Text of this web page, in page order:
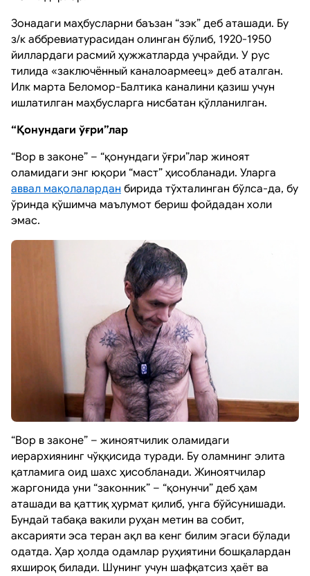
Зонадаги маҳбусларни баъзан “зэк” деб аташади. Бу
з/к аббревиатурасидан олинган бўлиб, 1920-1950
йиллардаги расмий ҳужжатларда учрайди. У рус
тилида «заключённый каналоармеец» деб аталган.
Илк марта Беломор-Балтика каналини қазиш учун
ишлатилган маҳбусларга нисбатан қўлланилган.
“Қонундаги ўғри”лар
“Вор в законе” – “қонундаги ўғри”лар жиноят
оламидаги энг юқори “маст” ҳисобланади. Уларга
аввал мақолалардан бирида тўхталинган бўлса-да, бу
ўринда қўшимча маълумот бериш фойдадан холи
эмас.
“Вор в законе” – жиноятчилик оламидаги
иерархиянинг чўққисида туради. Бу оламнинг элита
қатламига оид шахс ҳисобланади. Жиноятчилар
жаргонида уни “законник” – “қонунчи” деб ҳам
аташади ва қаттиқ ҳурмат қилиб, унга бўйсунишади.
Бундай табақа вакили руҳан метин ва собит,
аксарияти эса теран ақл ва кенг билим эгаси бўлади
одатда. Ҳар ҳолда одамлар руҳиятини бошқалардан
яхшироқ билади. Шунинг учун шафқатсиз ҳаёт ва